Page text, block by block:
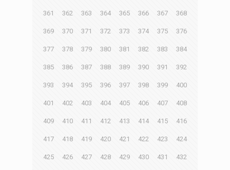
361 362 363 364 365 366 367 368
369 370 371 372 373 374 375 376
377 378 379 380 381 382 383 384
385 386 387 388 389 390 391 392
393 394 395 396 397 398 399 400
401 402 403 404 405 406 407 408
409 410 411 412 413 414 415 416
417 418 419 420 421 422 423 424
425 426 427 428 429 430 431 432